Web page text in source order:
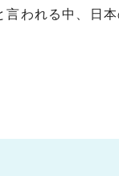
われる中、日